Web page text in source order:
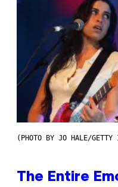
(PHOTO BY JO HALE/GETTY
The Entire